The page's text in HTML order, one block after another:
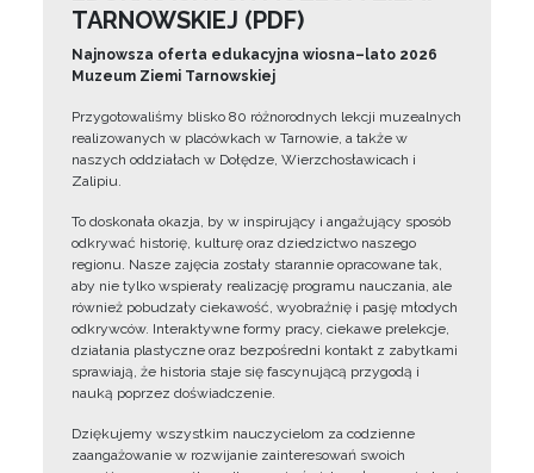
TARNOWSKIEJ (PDF)
Najnowsza oferta edukacyjna wiosna–lato 2026
Muzeum Ziemi Tarnowskiej
Przygotowaliśmy blisko 80 różnorodnych lekcji muzealnych
realizowanych w placówkach w Tarnowie, a także w
naszych oddziałach w Dołędze, Wierzchosławicach i
Zalipiu.
To doskonała okazja, by w inspirujący i angażujący sposób
odkrywać historię, kulturę oraz dziedzictwo naszego
regionu. Nasze zajęcia zostały starannie opracowane tak,
aby nie tylko wspierały realizację programu nauczania, ale
również pobudzały ciekawość, wyobraźnię i pasję młodych
odkrywców. Interaktywne formy pracy, ciekawe prelekcje,
działania plastyczne oraz bezpośredni kontakt z zabytkami
sprawiają, że historia staje się fascynującą przygodą i
nauką poprzez doświadczenie.
Dziękujemy wszystkim nauczycielom za codzienne
zaangażowanie w rozwijanie zainteresowań swoich